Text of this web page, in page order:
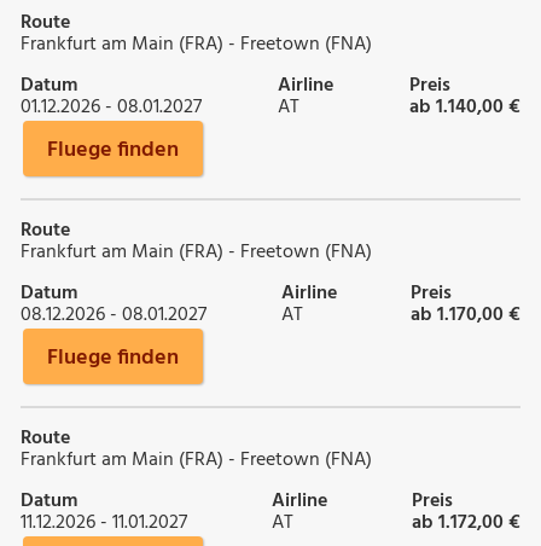
Route
Frankfurt am Main (FRA) - Freetown (FNA)
Datum
01.12.2026 - 08.01.2027
Airline
AT
Preis
ab 1.140,00 €
Fluege finden
Route
Frankfurt am Main (FRA) - Freetown (FNA)
Datum
08.12.2026 - 08.01.2027
Airline
AT
Preis
ab 1.170,00 €
Fluege finden
Route
Frankfurt am Main (FRA) - Freetown (FNA)
Datum
11.12.2026 - 11.01.2027
Airline
AT
Preis
ab 1.172,00 €